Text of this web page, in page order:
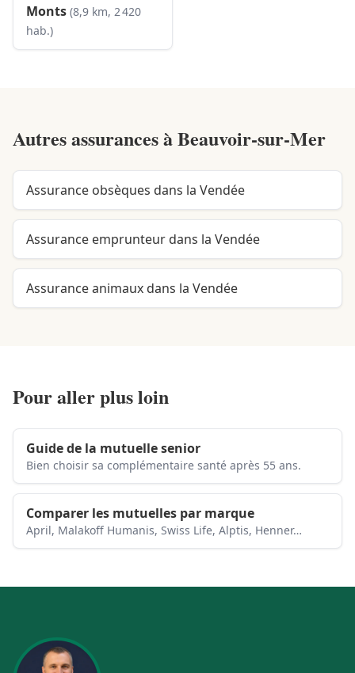
Monts (8,9 km, 2 420
hab.)
Autres assurances àBeauvoir-sur-Mer
Assurance obsèques dans la Vendée
Assurance emprunteur dans la Vendée
Assurance animaux dans la Vendée
Pour aller plus loin
Guide de la mutuelle senior
Bien choisir sa complémentaire santé après 55 ans.
Comparer les mutuelles par marque
April, Malakoff Humanis, Swiss Life, Alptis, Henner…